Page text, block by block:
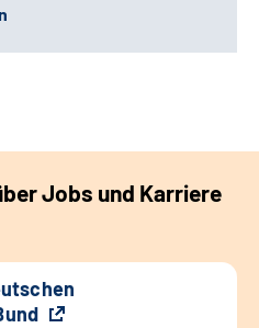
Jobs und Karriere